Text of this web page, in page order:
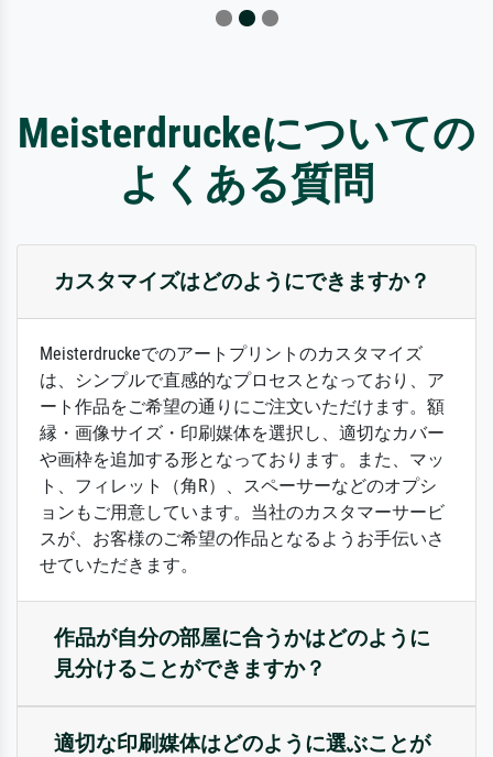
Meisterdruckeについての
よくある質問
カスタマイズはどのようにできますか？
Meisterdruckeでのアートプリントのカスタマイズ
は、シンプルで直感的なプロセスとなっており、ア
ート作品をご希望の通りにご注文いただけます。額
縁・画像サイズ・印刷媒体を選択し、適切なカバー
や画枠を追加する形となっております。また、マッ
ト、フィレット（角R）、スペーサーなどのオプシ
ョンもご用意しています。当社のカスタマーサービ
スが、お客様のご希望の作品となるようお手伝いさ
せていただきます。
作品が自分の部屋に合うかはどのように
見分けることができますか？
適切な印刷媒体はどのように選ぶことが